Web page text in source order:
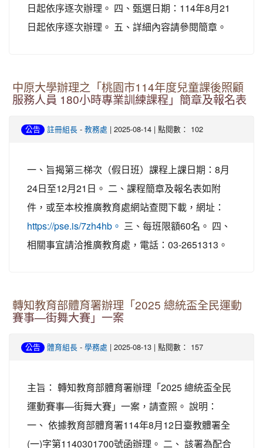
日起依序逐次辦理。 四、甄選日期：114年8月21
日起依序逐次辦理。 五、詳細內容請參閱簡章。
中原大學辦理之「桃園市114年度兒童課後照顧
服務人員 180小時專業訓練課程」簡章及報名表
公告 註冊組長 - 教務處 | 2025-08-14 | 點閱數： 102
一、旨揭第三梯次（假日班）課程上課日期：8月
24日至12月21日。 二、課程簡章及報名表如附
件，或至本校推廣教育處網站查閱下載，網址：
https://pse.is/7zh4hb。
三、每班限額60名。 四、
相關事宜請洽推廣教育處，電話：03-2651313。
轉知教育部體育署辦理「2025 總統盃全民運動
賽事—街舞大賽」一案
公告 體育組長 - 學務處 | 2025-08-13 | 點閱數： 157
主旨： 轉知教育部體育署辦理「2025 總統盃全民
運動賽事—街舞大賽」一案，請查照。 說明：
一、 依據教育部體育署114年8月12日臺教體署全
(一)字第1140301700號函辦理。 二、 該署為配合